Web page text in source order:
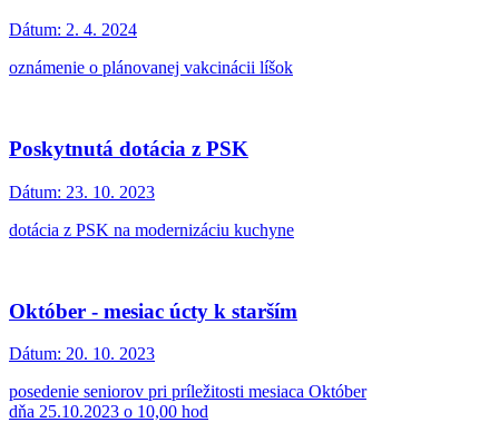
Dátum: 2. 4. 2024
oznámenie o plánovanej vakcinácii líšok
Poskytnutá dotácia z PSK
Dátum: 23. 10. 2023
dotácia z PSK na modernizáciu kuchyne
Október - mesiac úcty k starším
Dátum: 20. 10. 2023
posedenie seniorov pri príležitosti mesiaca Október
dňa 25.10.2023 o 10,00 hod